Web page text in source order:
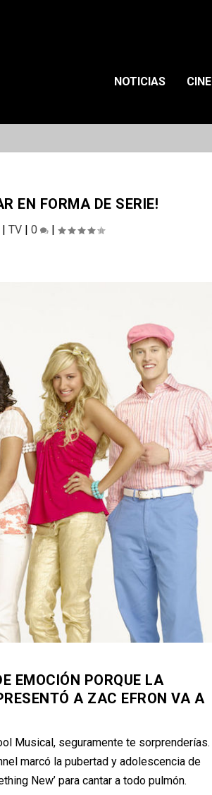
NOTICIAS CINE
EN FORMA DE SERIE!
| TV| 0 |
EMOCIÓN PORQUE LA
A ZAC EFRON VA A
Musical, seguramente te sorprenderías.
marcó la pubertad y adolescencia de
New’para cantar a todo pulmón.